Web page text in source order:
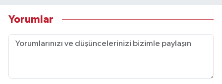
Yorumlar